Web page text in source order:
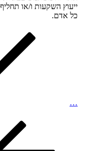
ייעוץ השקעות ו/או
כל אדם.
…